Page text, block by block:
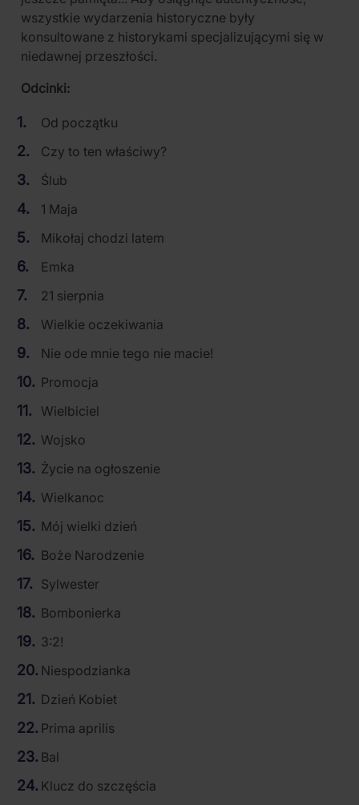
wszystkie wydarzenia historyczne były
konsultowane z historykami specjalizującymi się w
niedawnej przeszłości.
Odcinki:
Od początku
Czy to ten właściwy?
Ślub
1 Maja
Mikołaj chodzi latem
Emka
21 sierpnia
Wielkie oczekiwania
Nie ode mnie tego nie macie!
Promocja
Wielbiciel
Wojsko
Życie na ogłoszenie
Wielkanoc
Mój wielki dzień
Boże Narodzenie
Sylwester
Bombonierka
3:2!
Niespodzianka
Dzień Kobiet
Prima aprilis
Bal
Klucz do szczęścia